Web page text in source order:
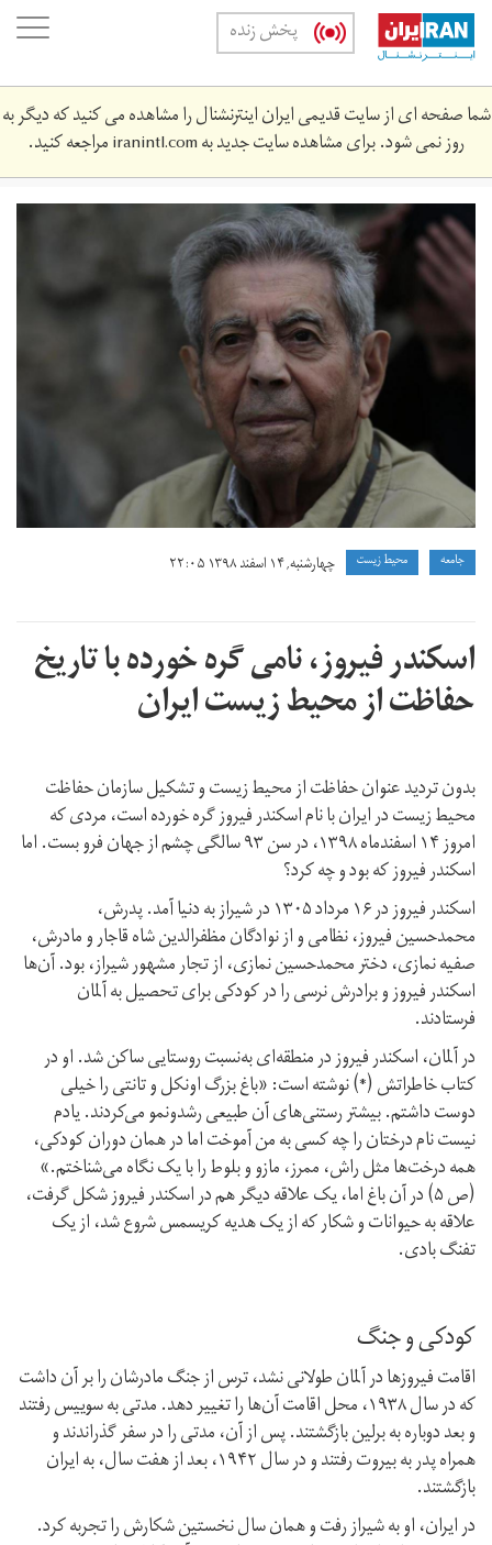
Skip
main
content
پخش زنده
شما صفحه ای از سایت قدیمی ایران اینترنشنال را مشاهده می کنید که دیگر به
روز نمی شود. برای مشاهده سایت جدید بهiranintl.comمراجعه کنید.
skhndr_fyrwz.jpg
جامعه محیط زیست چهارشنبه, ۱۴ اسفند ۱۳۹۸ ۲۲:۰۵
اسکندر فیروز، نامی گره خورده با تاریخ
حفاظت از محیط زیست ایران
بدون تردید عنوان حفاظت از محیط‌ زیست و تشکیل سازمان حفاظت
محیط‌ زیست در ایران با نام اسکندر فیروز گره خورده است، مردی که
امروز ۱۴ اسفند‌ماه ۱۳۹۸، در سن ۹۳ سالگی چشم از جهان فرو بست. اما
اسکندر فیروز که بود و چه کرد؟
اسکندر فیروز در ۱۶ مرداد ۱۳۰۵ در شیراز به دنیا آمد. پدرش،
محمد‌حسین فیروز، نظامی و از نوادگان مظفرالدین شاه قاجار و مادرش،
صفیه نمازی، دختر محمد‌حسین نمازی، از تجار مشهور شیراز، بود. آن‌ها
اسکندر فیروز و برادرش نرسی را در کودکی برای تحصیل به آلمان
فرستادند.
در آلمان، اسکندر فیروز در منطقه‌ای به‌نسبت روستایی ساکن شد. او در
کتاب خاطراتش (*) نوشته است: «باغ بزرگ اونکل و تانتی را خیلی
دوست داشتم. بیشتر رستنی‌های آن طبیعی رشد‌و‌نمو می‌کردند. یادم
نیست نام درختان را چه کسی به من آموخت اما در همان دوران کودکی،
همه درخت‌ها مثل راش، ممرز، مازو و بلوط را با یک نگاه می‌شناختم.»
(ص ۵) در آن باغ اما، یک علاقه دیگر هم در اسکندر فیروز شکل گرفت،
علاقه به حیوانات و شکار که از یک هدیه کریسمس شروع شد، از یک
تفنگ بادی.
کودکی و جنگ
اقامت فیروزها در آلمان طولانی نشد، ترس از جنگ مادرشان را بر آن داشت
که در سال ۱۹۳۸، محل اقامت آن‌ها را تغییر دهد. مدتی به سوییس رفتند
و بعد دوباره به برلین بازگشتند. پس از آن، مدتی را در سفر گذراندند و
همراه پدر به بیروت رفتند و در سال ۱۹۴۲، بعد از هفت سال، به ایران
بازگشتند.
در ایران، او به شیراز رفت و همان سال نخستین شکارش را تجربه کرد.